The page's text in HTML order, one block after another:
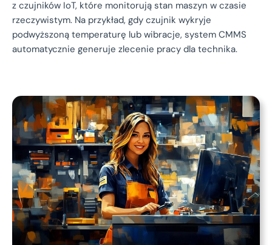
z czujników IoT, które monitorują stan maszyn w czasie
rzeczywistym. Na przykład, gdy czujnik wykryje
podwyższoną temperaturę lub wibracje, system CMMS
automatycznie generuje zlecenie pracy dla technika.